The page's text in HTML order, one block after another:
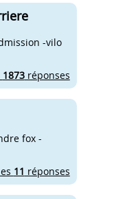
-vilo
1873réponses
fox -
11 réponses